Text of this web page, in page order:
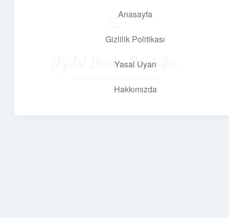
Anasayfa
Gizlilik Politikası
Yasal Uyarı
Hakkımızda
Dijital Dünya Günlüğü